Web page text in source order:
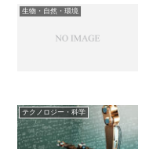
生物・自然・環境
テクノロジー・科学